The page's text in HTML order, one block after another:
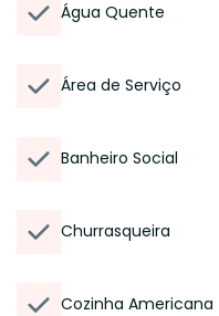
Água Quente
Área de Serviço
Banheiro Social
Churrasqueira
Cozinha Americana